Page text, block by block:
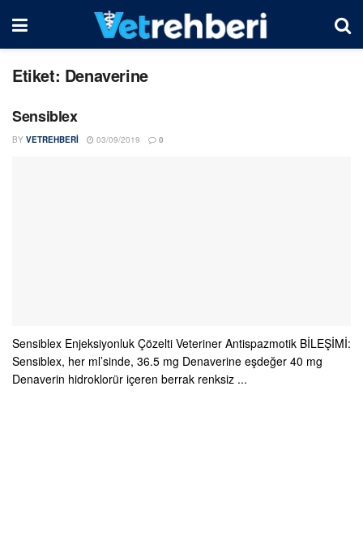
Etiket: Denaverine
Sensiblex
BY VETREHBERI 03/09/2019 0
Sensiblex Enjeksiyonluk Çözelti Veteriner Antispazmotik BİLEŞİMİ:
Sensiblex, her ml’sinde, 36.5 mg Denaverine eşdeğer 40 mg
Denaverin hidroklorür içeren berrak renksiz ...